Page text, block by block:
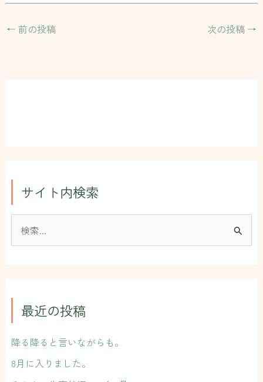
← 前の投稿 次の投稿 →
サイト内検索
索
最近の投稿
降る降ると言いながらも。
8月に入りました。